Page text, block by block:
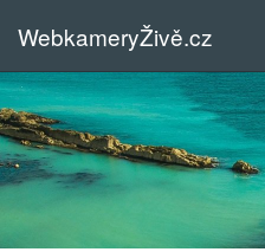
WebkameryŽivě.cz